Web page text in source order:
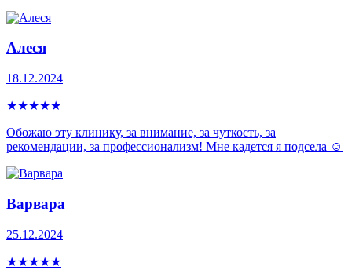
Алеся
18.12.2024
★★★★★
Обожаю эту клинику, за внимание, за чуткость, за
рекомендации, за профессионализм! Мне кадется я подсела ☺️
Варвара
25.12.2024
★★★★★